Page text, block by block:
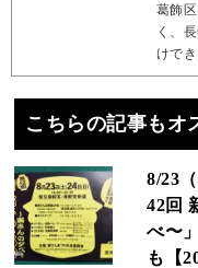
葛飾
く、
けで
こちらの記事もオ
8/23
42回
べ〜
も【